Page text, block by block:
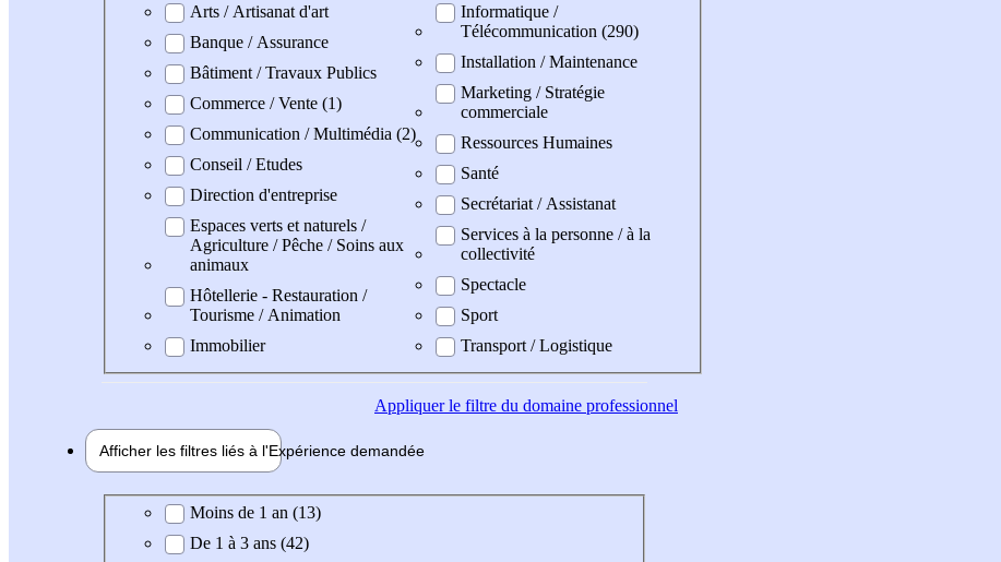
Arts / Artisanat d'art
Banque / Assurance
Bâtiment / Travaux Publics
Commerce / Vente (1)
Communication / Multimédia (2)
Conseil / Etudes
Direction d'entreprise
Espaces verts et naturels /
Agriculture / Pêche / Soins aux
animaux
Hôtellerie - Restauration /
Tourisme / Animation
Immobilier
Informatique /
Télécommunication (290)
Installation / Maintenance
Marketing / Stratégie
commerciale
Ressources Humaines
Santé
Secrétariat / Assistanat
Services à la personne / à la
collectivité
Spectacle
Sport
Transport / Logistique
Appliquerle filtre du domaine professionnel
Afficher les filtres liés à l'Expérience demandée
Expérience demandée
Moins de 1 an (13)
De 1 à 3 ans (42)